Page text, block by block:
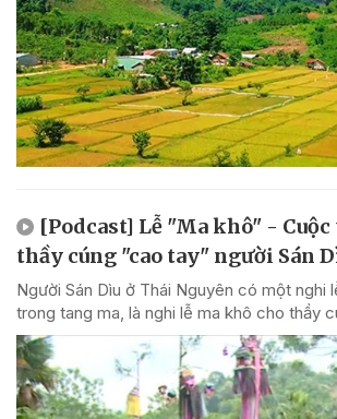
[Podcast] Lễ "Ma khô" - Cuộc
thầy cúng "cao tay" người Sán
Người Sán Dìu ở Thái Nguyên có một nghi
trong tang ma, là nghi lễ ma khô cho thầy